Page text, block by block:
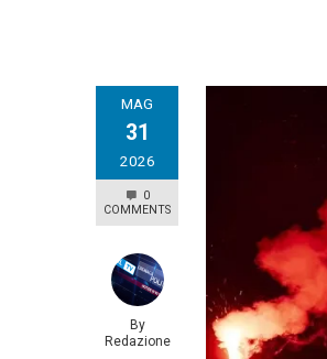
MAG
31
2026
0
COMMENTS
By
Redazione